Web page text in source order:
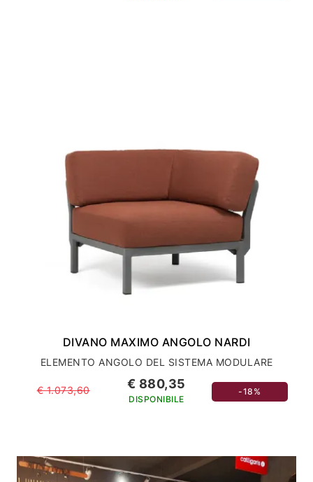
DIVANO MAXIMO ANGOLO NARDI
ELEMENTO ANGOLO DEL SISTEMA MODULARE
€ 1.073,60 € 880,35
DISPONIBILE
-18%